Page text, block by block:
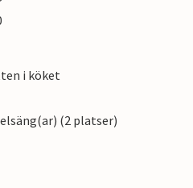
i köket
(2 platser)